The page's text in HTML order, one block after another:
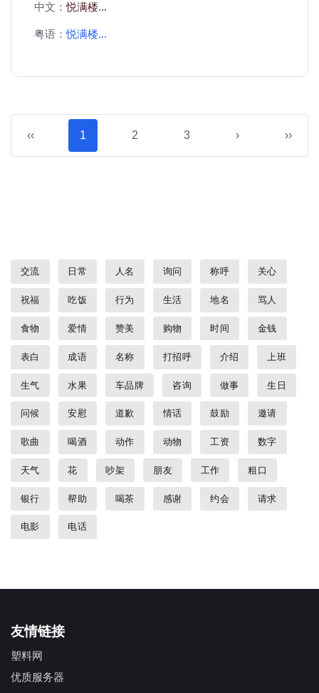
中文：悦满楼...
粤语：悦满楼...
‹‹ 1 2 3 › ››
交流 日常 人名 询问 称呼 关心
祝福 吃饭 行为 生活 地名 骂人
食物 爱情 赞美 购物 时间 金钱
表白 成语 名称 打招呼 介绍 上班
生气 水果 车品牌 咨询 做事 生日
问候 安慰 道歉 情话 鼓励 邀请
歌曲 喝酒 动作 动物 工资 数字
天气 花 吵架 朋友 工作 粗口
银行 帮助 喝茶 感谢 约会 请求
电影 电话
友情链接
塑料网
优质服务器